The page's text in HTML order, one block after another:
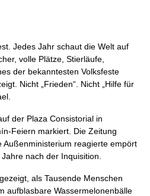
Jedes Jahr schaut die Welt auf
volle Plätze, Stierläufe,
der bekanntesten Volksfeste
Nicht „Frieden“. Nicht „Hilfe für
der Plaza Consistorial in
Feiern markiert. Die Zeitung
Außenministerium reagierte empört
nach der Inquisition.
als Tausende Menschen
aufblasbare Wassermelonenbälle